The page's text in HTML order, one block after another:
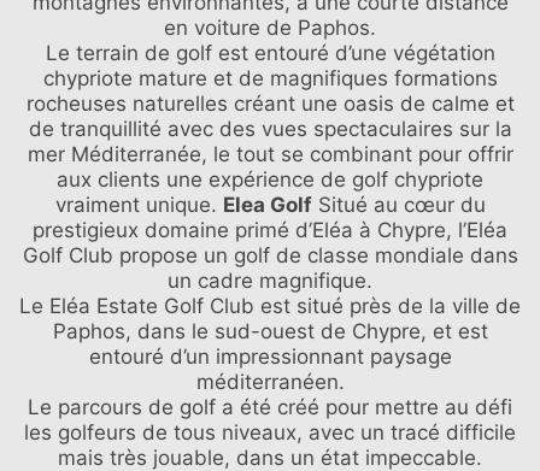
en voiture de Paphos.
Le terrain de golf est entouré d’une végétation
chypriote mature et de magnifiques formations
rocheuses naturelles créant une oasis de calme et
de tranquillité avec des vues spectaculaires sur la
mer Méditerranée, le tout se combinant pour offrir
aux clients une expérience de golf chypriote
vraiment unique. Elea GolfSitué au cœur du
prestigieux domaine primé d’Eléa à Chypre, l’Eléa
Golf Club propose un golf de classe mondiale dans
un cadre magnifique.
Le Eléa Estate Golf Club est situé près de la ville de
Paphos, dans le sud-ouest de Chypre, et est
entouré d’un impressionnant paysage
méditerranéen.
Le parcours de golf a été créé pour mettre au défi
les golfeurs de tous niveaux, avec un tracé difficile
mais très jouable, dans un état impeccable.